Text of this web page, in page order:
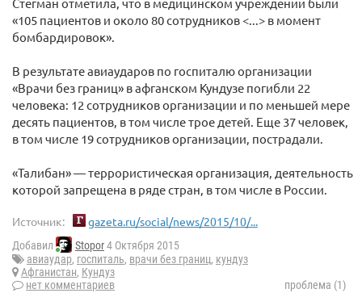
«105 пациентов и около 80 сотрудников <...> в момент
бомбардировок».
В результате авиаударов по госпиталю организации
«Врачи без границ» в афганском Кундузе погибли 22
человека: 12 сотрудников организации и по меньшей мере
десять пациентов, в том числе трое детей. Еще 37 человек,
в том числе 19 сотрудников организации, пострадали.
«Талибан» — террористическая организация, деятельность
которой запрещена в ряде стран, в том числе в России.
Источник: gazeta.ru/social/news/2015/10/...
Добавил Stopor4 Октября 2015
авиаудар, госпиталь, врачи без границ, кундуз
Афганистан, Кундуз
нет комментариев
проблема (1)